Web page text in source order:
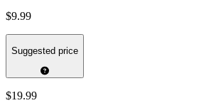
$9.99
Suggested price
$19.99